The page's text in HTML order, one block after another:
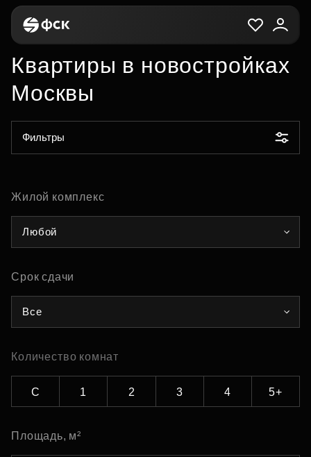
Квартиры в новостройках
Москвы
Фильтры
Жилой комплекс
Любой
Срок сдачи
Все
Количество комнат
С 1 2 3 4 5+
Площадь, м²